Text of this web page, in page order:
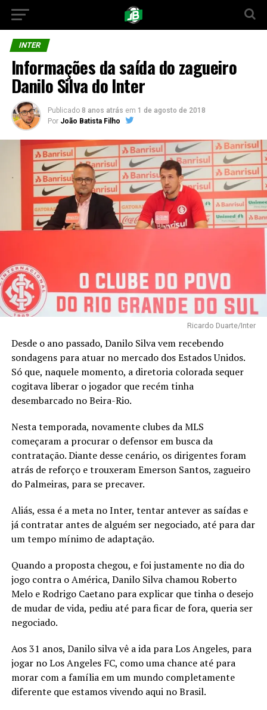
INTER
Informações da saída do zagueiro
Danilo Silva do Inter
Publicado 8 anos atrás em 1 de agosto de 2018
Por João Batista Filho
Ricardo Duarte/Inter
Desde o ano passado, Danilo Silva vem recebendo
sondagens para atuar no mercado dos Estados Unidos.
Só que, naquele momento, a diretoria colorada sequer
cogitava liberar o jogador que recém tinha
desembarcado no Beira-Rio.
Nesta temporada, novamente clubes da MLS
começaram a procurar o defensor em busca da
contratação. Diante desse cenário, os dirigentes foram
atrás de reforço e trouxeram Emerson Santos, zagueiro
do Palmeiras, para se precaver.
Aliás, essa é a meta no Inter, tentar antever as saídas e
já contratar antes de alguém ser negociado, até para dar
um tempo mínimo de adaptação.
Quando a proposta chegou, e foi justamente no dia do
jogo contra o América, Danilo Silva chamou Roberto
Melo e Rodrigo Caetano para explicar que tinha o desejo
de mudar de vida, pediu até para ficar de fora, queria ser
negociado.
Aos 31 anos, Danilo silva vê a ida para Los Angeles, para
jogar no Los Angeles FC, como uma chance até para
morar com a família em um mundo completamente
diferente que estamos vivendo aqui no Brasil.